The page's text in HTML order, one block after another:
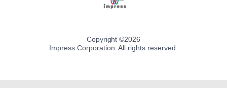
Copyright ©2026
Impress Corporation. All rights reserved.